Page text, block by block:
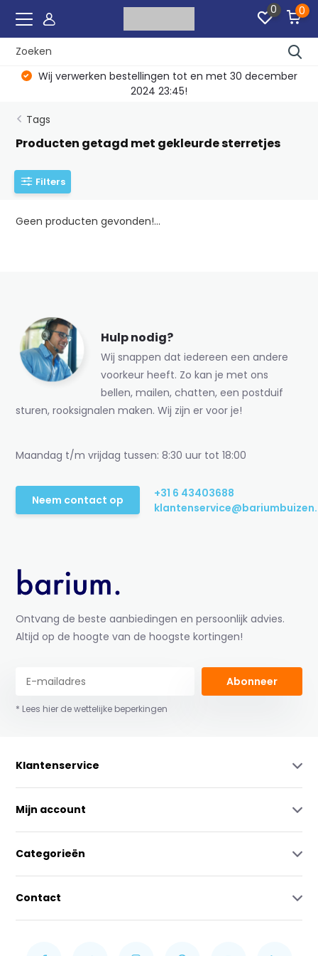
0 0
Wij verwerken bestellingen tot en met 30 december
2024 23:45!
Tags
Producten getagd met gekleurde sterretjes
Filters
Geen producten gevonden!...
Hulp nodig?
Wij snappen dat iedereen een andere
voorkeur heeft. Zo kan je met ons
bellen, mailen, chatten, een postduif
sturen, rooksignalen maken. Wij zijn er voor je!
Maandag t/m vrijdag tussen: 8:30 uur tot 18:00
Neem contact op
+31 6 43403688
Ontvang de beste aanbiedingen en persoonlijk advies.
Altijd op de hoogte van de hoogste kortingen!
Abonneer
* Lees hier de wettelijke beperkingen
Klantenservice
Mijn account
Categorieën
Contact